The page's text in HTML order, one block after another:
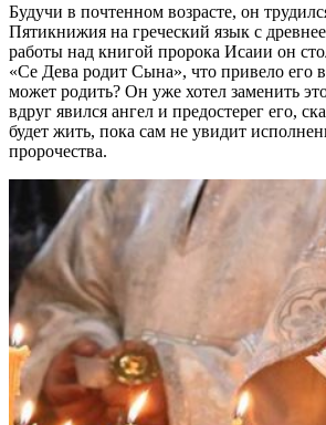
Будучи в почтенном возрасте, он
Пятикнижия на греческий язык с
работы над книгой пророка Исаии он
«Се Дева родит Сына», что привело его
может родить? Он уже хотел заменить
вдруг явился ангел и предостерег его,
будет жить, пока сам не увидит
пророчества.